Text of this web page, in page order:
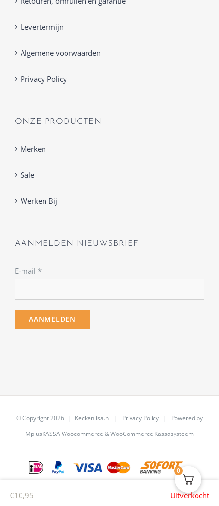
€10,95 Uitverkocht
Levertermijn
Algemene voorwaarden
Privacy Policy
ONZE PRODUCTEN
Merken
Sale
Werken Bij
AANMELDEN NIEUWSBRIEF
E-mail *
© Copyright2026 | Keckenlisa.nl | Privacy Policy | Powered by
MplusKASSA Woocommerce &WooCommerce Kassasysteem
0